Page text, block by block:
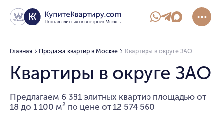
Главная Продажа квартир в Москве Квартиры в округе ЗАО
Квартиры в округе ЗАО
Предлагаем 6 381 элитных квартир площадью от
18 до 1 100 м² по цене от 12 574 560